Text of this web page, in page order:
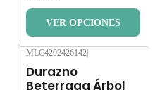
VER OPCIONES
MLC4292426142
Durazno
Beterraga Árbol